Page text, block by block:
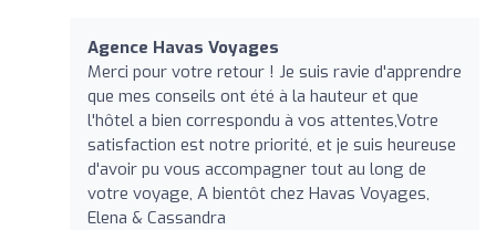
Agence Havas Voyages
Merci pour votre retour ! Je suis ravie d'apprendre
que mes conseils ont été à la hauteur et que
l'hôtel a bien correspondu à vos attentes,Votre
satisfaction est notre priorité, et je suis heureuse
d'avoir pu vous accompagner tout au long de
votre voyage, A bientôt chez Havas Voyages,
Elena & Cassandra